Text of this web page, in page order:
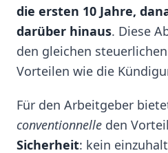
die ersten 10 Jahre,
darüber hinaus. Diese
den gleichen
Vorteilen wie die
Für den Arbeitgeber
conventionnelle den
Sicherheit: kein